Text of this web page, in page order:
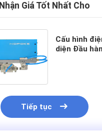
Nhận Giá Tốt Nhất Cho
Cấu hình
diện Đầu
Tiếp tục